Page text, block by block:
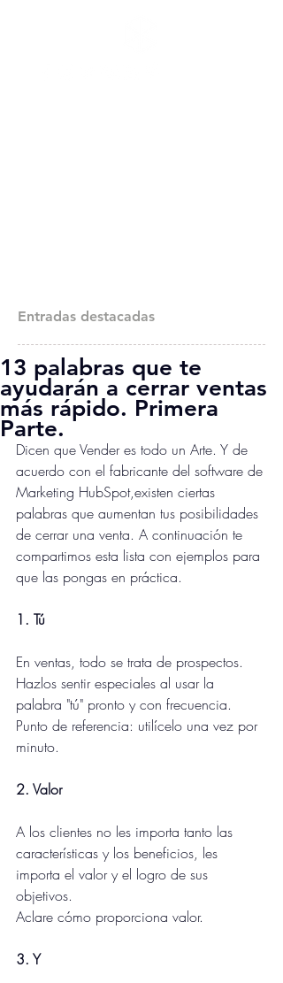
Entradas destacadas
13 palabras que te
ayudarán a cerrar ventas
más rápido. Primera
Parte.
Dicen que Vender es todo un Arte. Y de
acuerdo con el fabricante del software de
Marketing HubSpot,existen ciertas
palabras que aumentan tus posibilidades
de cerrar una venta. A continuación te
compartimos esta lista con ejemplos para
que las pongas en práctica.
1. Tú
En ventas, todo se trata de prospectos.
Hazlos sentir especiales al usar la
palabra "tú" pronto y con frecuencia.
Punto de referencia: utilícelo una vez por
minuto.
2. Valor
A los clientes no les importa tanto las
características y los beneficios, les
importa el valor y el logro de sus
objetivos.
Aclare cómo proporciona valor.
3. Y